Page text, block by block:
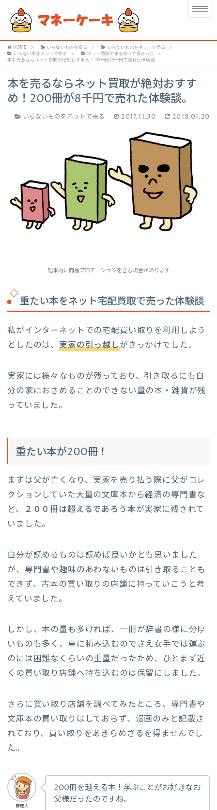
HOME いらないものを売る
いらないものをネットで売る
いらない本をネットで売る
ネット買取で本を売って良かった
本を売るならネット買取が絶対おすすめ！200冊が8千円で売れた体験談。
本を売るならネット買取が絶対おすす
め！200冊が8千円で売れた体験談。
いらないものをネットで売る 2017.11.30 2018.01.20
記事内に商品プロモーションを含む場合があります
重たい本をネット宅配買取で売った体験談
私がインターネットでの宅配買い取りを利用しよう
としたのは、実家の引っ越しがきっかけでした。
実家には様々なものが残っており、引き取るにも自
分の家におさめることのできない量の本・雑貨が残
っていました。
重たい本が200冊！
まずは父が亡くなり、実家を売り払う際に父がコレ
クションしていた大量の文庫本から経済の専門書な
ど、
２００冊は超えるであろう本が実家に残されて
いました。
自分が読めるものは読めば良いかとも思いました
が、専門書や趣味のあわないものは引き取ることも
できず、古本の買い取りの店舗に持っていこうと考
えていました。
しかし、本の量も多ければ、一冊が辞書の様に分厚
いものも多く、車に積み込むのでさえ女手では運ぶ
のには困難なくらいの重量だったため、ひとまず近
くの買い取り店舗へ持ち込むのは保留にしました。
さらに買い取り店舗を調べてみたところ、専門書や
文庫本の買い取りはしておらず、漫画のみと記載さ
れており、買い取りをあきらめざるを得ませんでし
た。
管理人
200冊を越える本！学ぶことがお好きなお
父様だったのですね。